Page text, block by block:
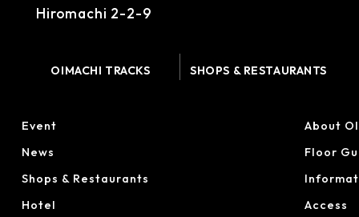
Hiromachi 2-2-9
OIMACHI TRACKS SHOPS & RESTAURANTS
Event
News
Shops & Restaurants
Hotel
About
Floor
Access